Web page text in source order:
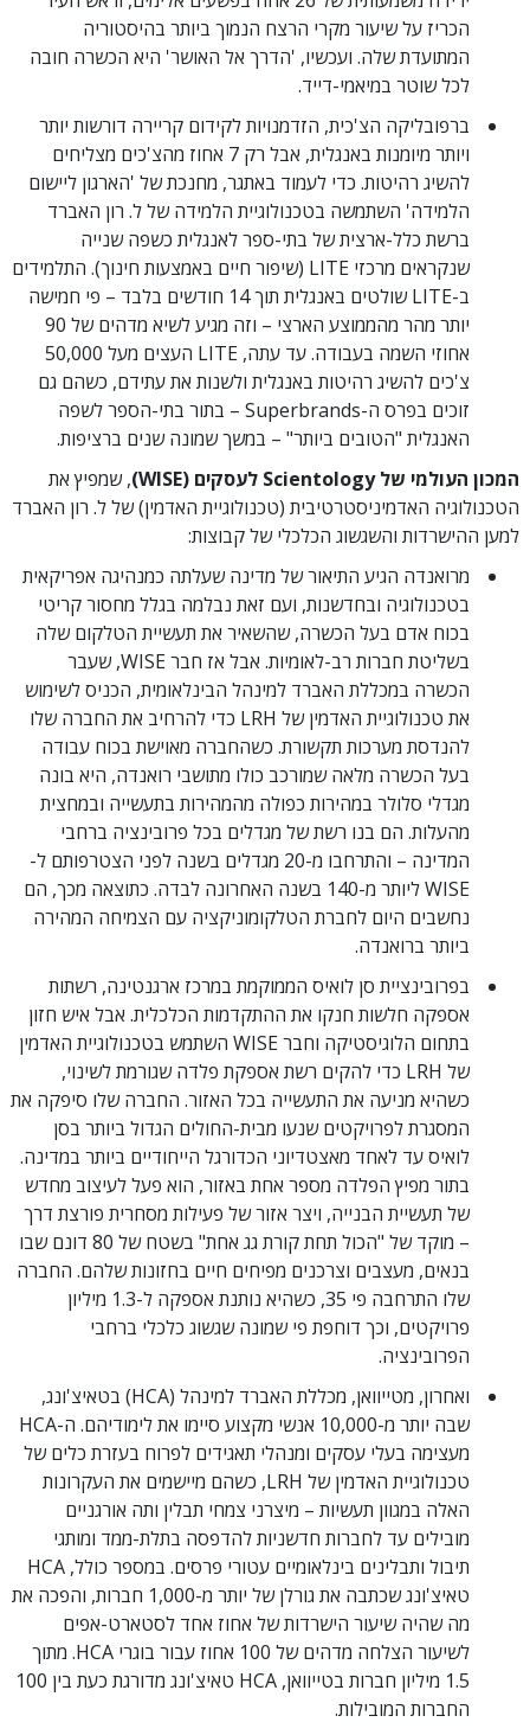
הכריז על שיעור מקרי הרצח הנמוך ביותר בהיסטוריה
המתועדת שלה. ועכשיו, 'הדרך אל האושר' היא הכשרה חובה
לכל שוטר במיאמי-דייד.
ברפובליקה הצ'כית, הזדמנויות לקידום קריירה דורשות יותר
ויותר מיומנות באנגלית, אבל רק 7 אחוז מהצ'כים מצליחים
להשיג רהיטות. כדי לעמוד באתגר, מחנכת של 'הארגון ליישום
הלמידה' השתמשה בטכנולוגיית הלמידה של ל. רון האברד
ברשת כלל-ארצית של בתי-ספר לאנגלית כשפה שנייה
שנקראים מרכזי LITE (שיפור חיים באמצעות חינוך). התלמידים
ב-LITE שולטים באנגלית תוך 14 חודשים בלבד – פי חמישה
יותר מהר מהממוצע הארצי – וזה מגיע לשיא מדהים של 90
אחוזי השמה בעבודה. עד עתה, LITE העצים מעל 50,000
צ'כים להשיג רהיטות באנגלית ולשנות את עתידם, כשהם גם
זוכים בפרס ה-Superbrands – בתור בתי-הספר לשפה
האנגלית "הטובים ביותר" – במשך שמונה שנים ברציפות.
המכון העולמי של Scientology לעסקים (WISE)
, שמפיץ את
הטכנולוגיה האדמיניסטרטיבית (טכנולוגיית האדמין) של ל. רון האברד
למען ההישרדות והשגשוג הכלכלי של קבוצות:
מרואנדה הגיע התיאור של מדינה שעלתה כמנהיגה אפריקאית
בטכנולוגיה ובחדשנות, ועם זאת נבלמה בגלל מחסור קריטי
בכוח אדם בעל הכשרה, שהשאיר את תעשיית הטלקום שלה
בשליטת חברות רב-לאומיות. אבל אז חבר WISE, שעבר
הכשרה במכללת האברד למינהל הבינלאומית, הכניס לשימוש
את טכנולוגיית האדמין של LRH כדי להרחיב את החברה שלו
להנדסת מערכות תקשורת. כשהחברה מאוישת בכוח עבודה
בעל הכשרה מלאה שמורכב כולו מתושבי רואנדה, היא בונה
מגדלי סלולר במהירות כפולה מהמהירות בתעשייה ובמחצית
מהעלות. הם בנו רשת של מגדלים בכל פרובינציה ברחבי
המדינה – והתרחבו מ-20 מגדלים בשנה לפני הצטרפותם ל-
WISE ליותר מ-140 בשנה האחרונה לבדה. כתוצאה מכך, הם
נחשבים היום לחברת הטלקומוניקציה עם הצמיחה המהירה
ביותר ברואנדה.
בפרובינציית סן לואיס הממוקמת במרכז ארגנטינה, רשתות
אספקה חלשות חנקו את ההתקדמות הכלכלית. אבל איש חזון
בתחום הלוגיסטיקה וחבר WISE השתמש בטכנולוגיית האדמין
של LRH כדי להקים רשת אספקת פלדה שגורמת לשינוי,
כשהיא מניעה את התעשייה בכל האזור. החברה שלו סיפקה את
המסגרת לפרויקטים שנעו מבית-החולים הגדול ביותר בסן
לואיס עד לאחד מאצטדיוני הכדורגל הייחודיים ביותר במדינה.
בתור מפיץ הפלדה מספר אחת באזור, הוא פעל לעיצוב מחדש
של תעשיית הבנייה, ויצר אזור של פעילות מסחרית פורצת דרך
– מוקד של "הכול תחת קורת גג אחת" בשטח של 80 דונם שבו
בנאים, מעצבים וצרכנים מפיחים חיים בחזונות שלהם. החברה
שלו התרחבה פי 35, כשהיא נותנת אספקה ל-1.3 מיליון
פרויקטים, וכך דוחפת פי שמונה שגשוג כלכלי ברחבי
הפרובינציה.
ואחרון, מטייוואן, מכללת האברד למינהל (HCA) בטאיצ'ונג,
שבה יותר מ-10,000 אנשי מקצוע סיימו את לימודיהם. ה-HCA
מעצימה בעלי עסקים ומנהלי תאגידים לפרוח בעזרת כלים של
טכנולוגיית האדמין של LRH, כשהם מיישמים את העקרונות
האלה במגוון תעשיות – מיצרני צמחי תבלין ותה אורגניים
מובילים עד לחברות חדשניות להדפסה בתלת-ממד ומותגי
תיבול ותבלינים בינלאומיים עטורי פרסים. במספר כולל, HCA
טאיצ'ונג שכתבה את גורלן של יותר מ-1,000 חברות, והפכה את
מה שהיה שיעור הישרדות של אחוז אחד לסטארט-אפים
לשיעור הצלחה מדהים של 100 אחוז עבור בוגרי HCA. מתוך
1.5 מיליון חברות בטייוואן, HCA טאיצ'ונג מדורגת כעת בין 100
החברות המובילות.